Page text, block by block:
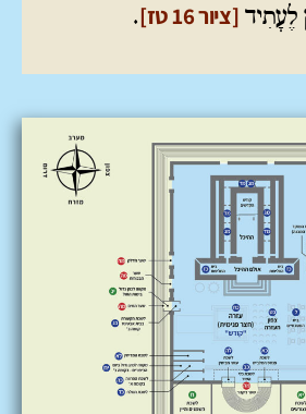
לֶעָתִיד [ציור 16 טז] .